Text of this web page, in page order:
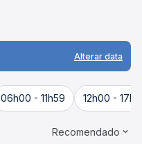
Alterar data
06h00 - 11h59 12h00 -
Recomendado